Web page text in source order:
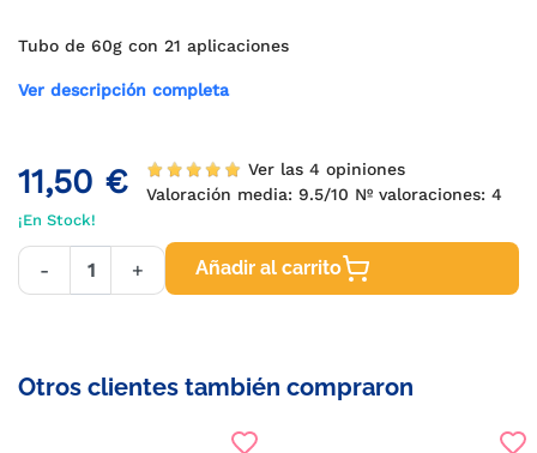
Tubo de 60g con 21 aplicaciones
Ver descripción completa
11,50 €
Ver las 4 opiniones
Valoración media:9.5/10 Nº valoraciones:4
¡En Stock!
- + Añadir al carrito
Otros clientes también compraron